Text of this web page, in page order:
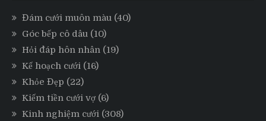
Đám cưới muôn màu (40)
Góc bếp cô dâu (10)
Hỏi đáp hôn nhân (19)
Kế hoạch cưới (16)
Khỏe Đẹp (22)
Kiếm tiền cưới vợ (6)
Kinh nghiệm cưới (308)